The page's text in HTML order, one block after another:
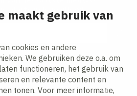
maakt gebruik van
cookies en andere
We gebruiken deze o.a. om
functioneren, het gebruik van
en relevante content en
tonen. Voor meer informatie,
alerts in je mailbox!
privacy statement.